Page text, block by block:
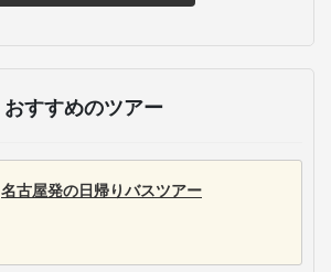
おすすめのツアー
名古屋発の日帰りバスツアー